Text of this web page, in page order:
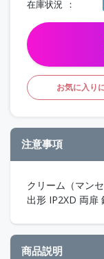
在庫状況
お気に入り
注意事項
クリーム（マン
出形 IP2XD 両扉
商品説明